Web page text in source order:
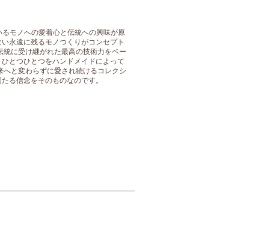
モノへの愛着心と伝統への興味が原
永遠に残るモノつくりがコンセプト
に受け継がれた最高の技術力をベー
とつひとつをハンドメイドによって
と変わらずに愛され続けるコレクシ
る信念をそのものなのです。